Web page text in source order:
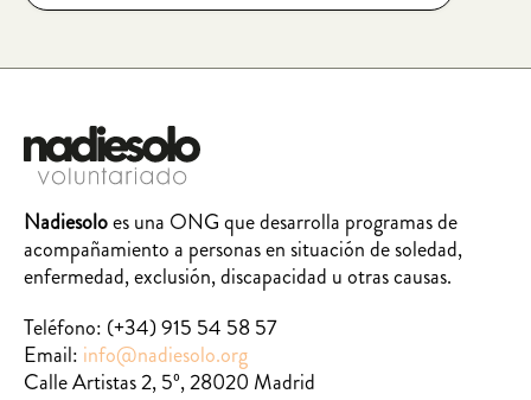
Nadiesoloes una ONG que desarrolla programas de
acompañamiento a personas en situación de soledad,
enfermedad, exclusión, discapacidad u otras causas.
Teléfono: (+34) 915 54 58 57
Email: info@nadiesolo.org
Calle Artistas 2, 5º, 28020 Madrid